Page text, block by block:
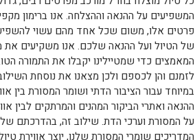
המשפיעים על ההנאה וההצלחה. אנו ברימון
פרטים אלו, משום שכל אחד מהם עשוי
של הטיול ועל ההנאה שלכם. אנו משקיעים את
המאמצים כדי שמטיילינו יקבלו את התמורה
לזמנם והן לכספם ולכן מצאנו את נוסחת
במיוחד עבור הציבור הדתי ושומר המסורת בין
ההנאה ואתרי הביקור המהנים והמרתקים לבין
על המסורת וערכי הדת. שילוב זה, בהדרכתם
המדריכים שומרי המסורת שלנו, יוצר אווירת